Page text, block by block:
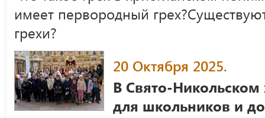
имеет первородный
грехи?
20 Октября 2025.
В Свято-
для школьников и